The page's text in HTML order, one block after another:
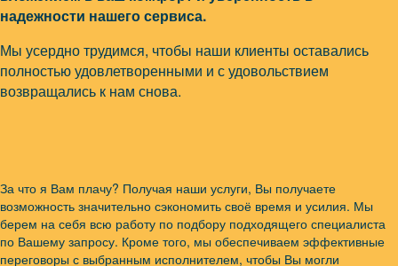
надежности нашего сервиса.
Мы усердно трудимся, чтобы наши клиенты оставались
полностью удовлетворенными и с удовольствием
возвращались к нам снова.
За что я Вам плачу? Получая наши услуги, Вы получаете
возможность значительно сэкономить своё время и усилия. Мы
берем на себя всю работу по подбору подходящего специалиста
по Вашему запросу. Кроме того, мы обеспечиваем эффективные
переговоры с выбранным исполнителем, чтобы Вы могли